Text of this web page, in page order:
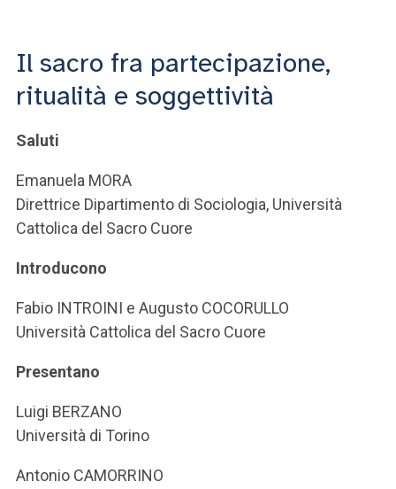
ACCEDI A CLOUDMAIL
Il sacro fra partecipazione,
ritualità e soggettività
Saluti
Emanuela MORA
Direttrice Dipartimento di Sociologia, Università
Cattolica del Sacro Cuore
Introducono
Fabio INTROINI e Augusto COCORULLO
Università Cattolica del Sacro Cuore
Presentano
Luigi BERZANO
Università di Torino
Antonio CAMORRINO